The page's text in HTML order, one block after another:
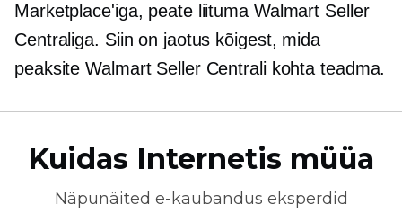
Marketplace'iga, peate liituma Walmart Seller
Centraliga. Siin on jaotus kõigest, mida
peaksite Walmart Seller Centrali kohta teadma.
Kuidas Internetis müüa
Näpunäited e-kaubandus eksperdid